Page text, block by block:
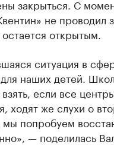
закрыться. С
не проводил
открытым.
ситуация в
наших детей.
если все
ходят же слухи о
попробуем
— поделилась